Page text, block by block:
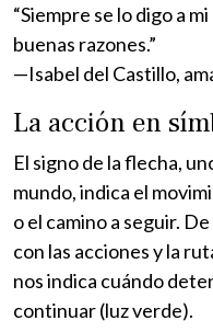
“Siempre se lo digo a
buenas razones.”
—Isabel del Castillo,
La acción en
El signo de la flecha,
mundo, indica el
o el camino a seguir.
con las acciones y la
nos indica cuándo
continuar (luz verde).